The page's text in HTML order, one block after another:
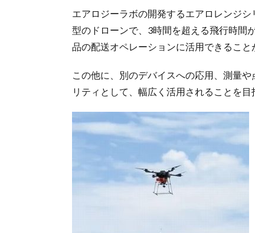
エアロジーラボの開発するエアロレンジ
型のドローンで、3時間を超える飛行時間
品の配送オペレーションに活用できること
この他に、別のデバイスへの応用、測量
リティとして、幅広く活用されることを目